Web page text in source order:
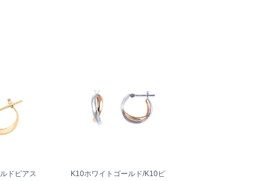
ドピアス
K10ホワイトゴールド/K10ピ